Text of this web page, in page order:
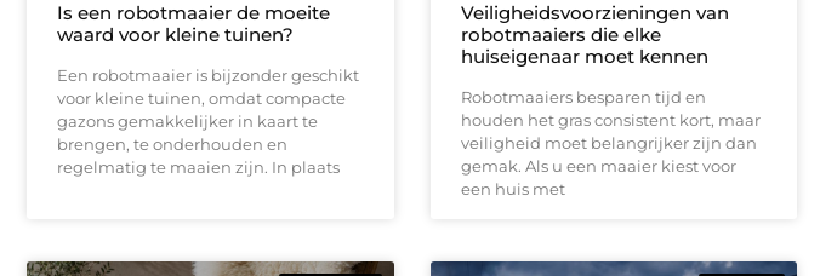
Is een robotmaaier de moeite
waard voor kleine tuinen?
Een robotmaaier is bijzonder geschikt
voor kleine tuinen, omdat compacte
gazons gemakkelijker in kaart te
brengen, te onderhouden en
regelmatig te maaien zijn. In plaats
Veiligheidsvoorzieningen van
robotmaaiers die elke
huiseigenaar moet kennen
Robotmaaiers besparen tijd en
houden het gras consistent kort, maar
veiligheid moet belangrijker zijn dan
gemak. Als u een maaier kiest voor
een huis met